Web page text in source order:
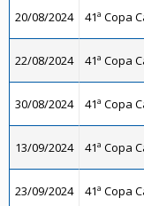
20/08/2024 41ª Copa
22/08/2024 41ª Copa
30/08/2024 41ª Copa
13/09/2024 41ª Copa
23/09/2024 41ª Copa